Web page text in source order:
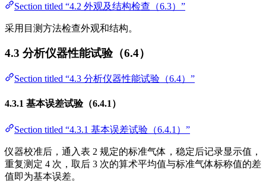
Section titled “4.2 外观及结构检查（6.3）”
采用目测方法检查外观和结构。
4.3 分析仪器性能试验（6.4）
Section titled “4.3 分析仪器性能试验（6.4）”
4.3.1 基本误差试验（6.4.1）
Section titled “4.3.1 基本误差试验（6.4.1）”
仪器校准后，通入表 2 规定的标准气体，稳定后记录显示值，
重复测定 4 次，取后 3 次的算术平均值与标准气体标称值的差
值即为基本误差。